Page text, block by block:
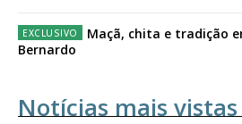
Maçã, chita e tradição
Bernardo
Notícias mais vistas